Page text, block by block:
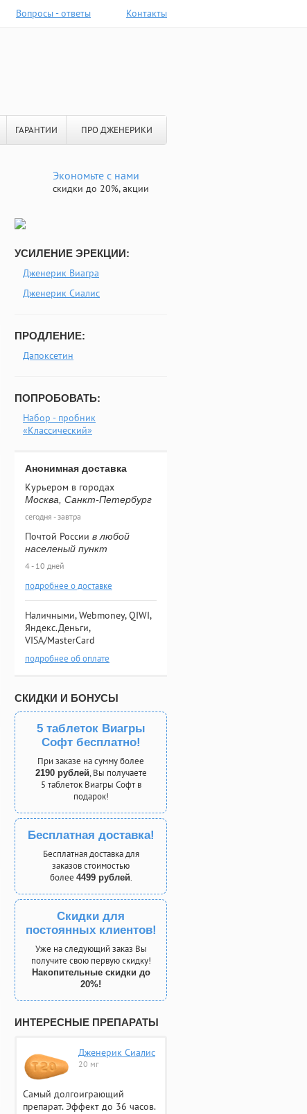
Вопросы - ответы Контакты
ГАРАНТИИ ПРО ДЖЕНЕРИКИ
Экономьте с нами
скидки до 20%, акции
УСИЛЕНИЕ ЭРЕКЦИИ:
Дженерик Виагра
Дженерик Сиалис
ПРОДЛЕНИЕ:
Дапоксетин
ПОПРОБОВАТЬ:
Набор - пробник
«Классический»
Анонимная доставка
Курьером в городах
Москва, Санкт-Петербург
сегодня - завтра
Почтой России в любой
населеный пункт
4 - 10 дней
подробнее о доставке
Наличными, Webmoney, QIWI,
Яндекс.Деньги,
VISA/MasterCard
подробнее об оплате
СКИДКИ И БОНУСЫ
5 таблеток Виагры
Софт бесплатно!
При заказе на сумму более
2190 рублей, Вы получаете
5 таблеток Виагры Софт в
подарок!
Бесплатная доставка!
Бесплатная доставка для
заказов стоимостью
более 4499 рублей.
Скидки для
постоянных клиентов!
Уже на следующий заказ Вы
получите свою первую скидку!
Накопительные скидки до
20%!
ИНТЕРЕСНЫЕ ПРЕПАРАТЫ
Дженерик Сиалис
20 мг
Самый долгоиграющий
препарат. Эффект до 36 часов.